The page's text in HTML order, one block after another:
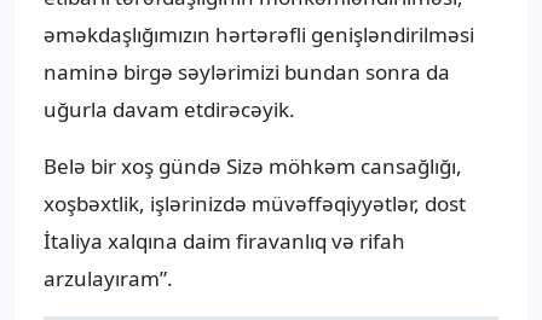
əməkdaşlığımızın hərtərəfli genişləndirilməsi
naminə birgə səylərimizi bundan sonra da
uğurla davam etdirəcəyik.
Belə bir xoş gündə Sizə möhkəm cansağlığı,
xoşbəxtlik, işlərinizdə müvəffəqiyyətlər, dost
İtaliya xalqına daim firavanlıq və rifah
arzulayıram”.